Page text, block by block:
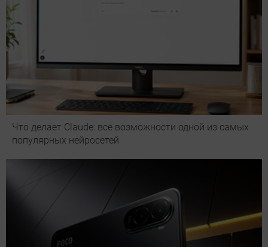
Что делает Сlaude: все возможности одной из самых
популярных нейросетей